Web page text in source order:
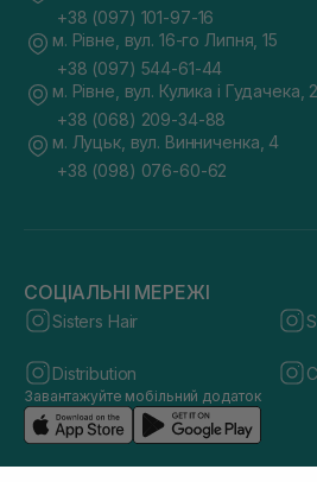
+38 (097) 101-97-16
м. Рівне, вул. 16-го Липня, 15
+38 (097) 544-61-44
м. Рівне, вул. Кулика і
+38 (068) 209-34-88
м. Луцьк, вул. Винниченка, 4
+38 (098) 076-60-62
СОЦІАЛЬНІ МЕРЕЖІ
Sisters Hair
Distribution
Завантажуйте мобільний додаток